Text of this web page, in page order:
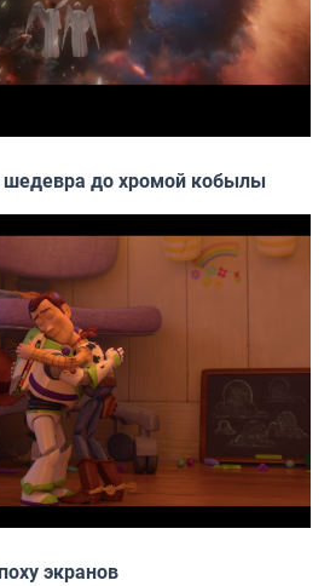
шедевра до хромой кобылы
экранов